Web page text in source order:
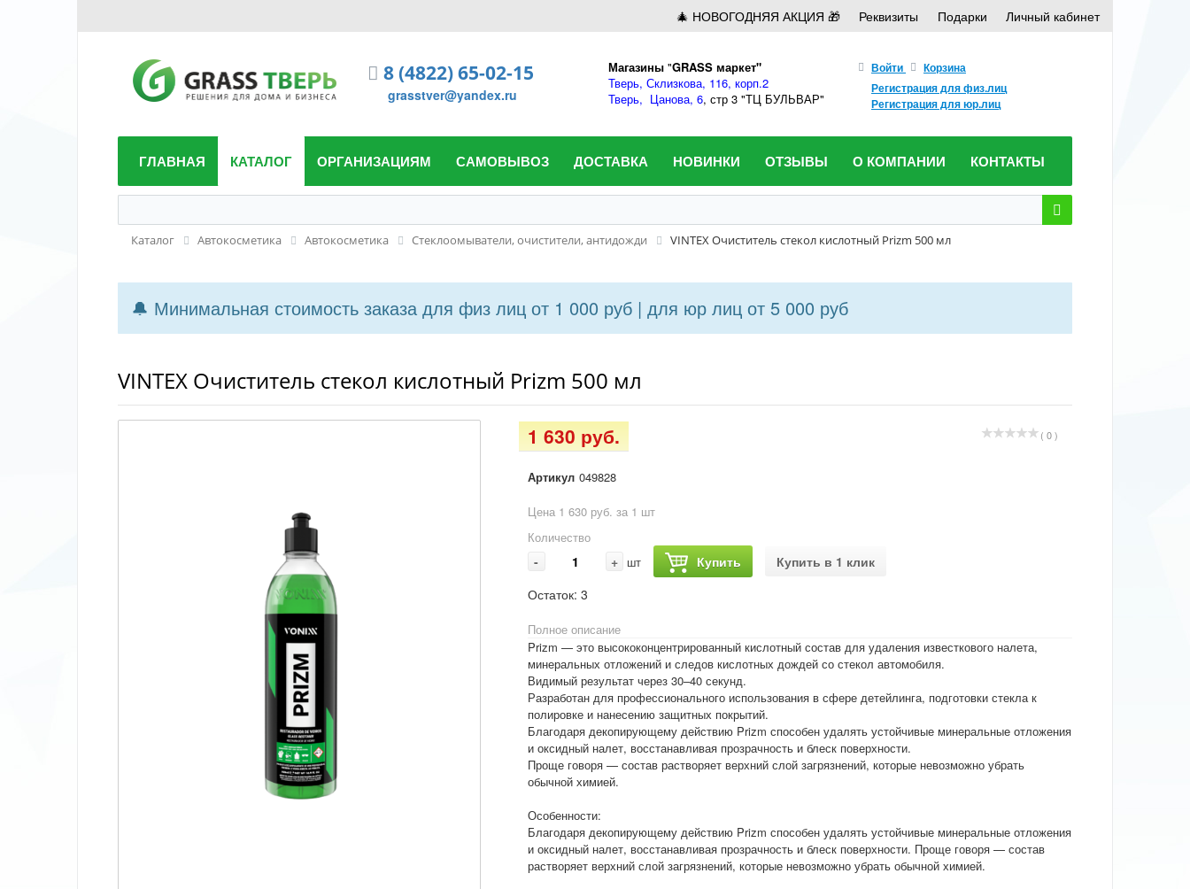
🎄 НОВОГОДНЯЯ АКЦИЯ 🎁 Реквизиты Подарки Личный кабинет
8 (4822) 65-02-15
grasstver@yandex.ru
Магазины "GRASS маркет"
Тверь, Склизкова, 116, корп.2
Тверь, Цанова, 6, стр 3 "ТЦ БУЛЬВАР"
Войти
Корзина
Регистрация для физ.лиц
Регистрация для юр.лиц
ГЛАВНАЯ КАТАЛОГ ОРГАНИЗАЦИЯМ САМОВЫВОЗ ДОСТАВКА НОВИНКИ ОТЗЫВЫ О КОМПАНИИ КОНТАКТЫ
Каталог Автокосметика Автокосметика Стеклоомыватели, очистители, антидожди VINTEX Очиститель стекол кислотный Prizm 500 мл
🔔 Минимальная стоимость заказа для физ лиц от 1 000 руб | для юр лиц от 5 000 руб
VINTEX Очиститель стекол кислотный Prizm 500 мл
( 0 )
1 630 руб.
Артикул 049828
Цена 1 630 руб. за 1 шт
Количество
- + шт Купить
Купить в 1 клик
Остаток: 3
Полное описание
Prizm — это высококонцентрированный кислотный состав для удаления известкового налета,
минеральных отложений и следов кислотных дождей со стекол автомобиля.
Видимый результат через 30–40 секунд.
Разработан для профессионального использования в сфере детейлинга, подготовки стекла к
полировке и нанесению защитных покрытий.
Благодаря декопирующему действию Prizm способен удалять устойчивые минеральные отложения
и оксидный налет, восстанавливая прозрачность и блеск поверхности.
Проще говоря — состав растворяет верхний слой загрязнений, которые невозможно убрать
обычной химией.
Особенности:
Благодаря декопирующему действию Prizm способен удалять устойчивые минеральные отложения
и оксидный налет, восстанавливая прозрачность и блеск поверхности. Проще говоря — состав
растворяет верхний слой загрязнений, которые невозможно убрать обычной химией.